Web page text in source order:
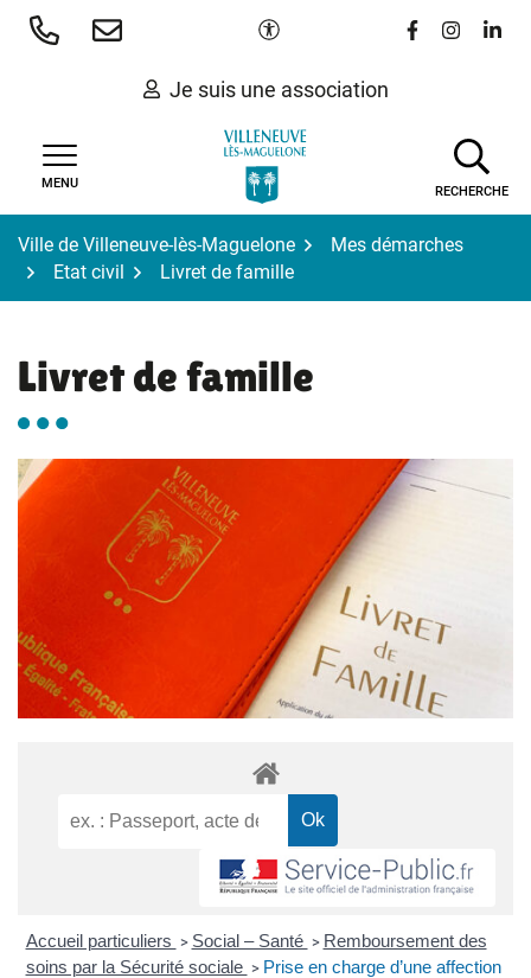
Aller
Paramètres d'accessibilité
Lien vers le
Lien vers
Lien
Je suis une association
MENU
RECHERCHE
Ville de Villeneuve-lès-Maguelone
Mes démarches
Etat civil
Livret de famille
Livret de famille
Accueil particuliers > Social – Santé > Remboursement des
soins par la Sécurité sociale > Prise en charge d’une affection